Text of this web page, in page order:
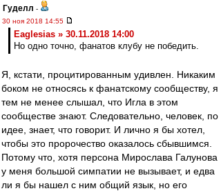
Гуделл -
30 ноя 2018 14:55
Eaglesias » 30.11.2018 14:00
Но одно точно, фанатов клубу не победить.
Я, кстати, процитированным удивлен. Никаким
боком не относясь к фанатскому сообществу, я
тем не менее слышал, что Игла в этом
сообществе знают. Следовательно, человек, по
идее, знает, что говорит. И лично я бы хотел,
чтобы это пророчество оказалось сбывшимся.
Потому что, хотя персона Мирослава Галунова
у меня большой симпатии не вызывает, и едва
ли я бы нашел с ним общий язык, но его